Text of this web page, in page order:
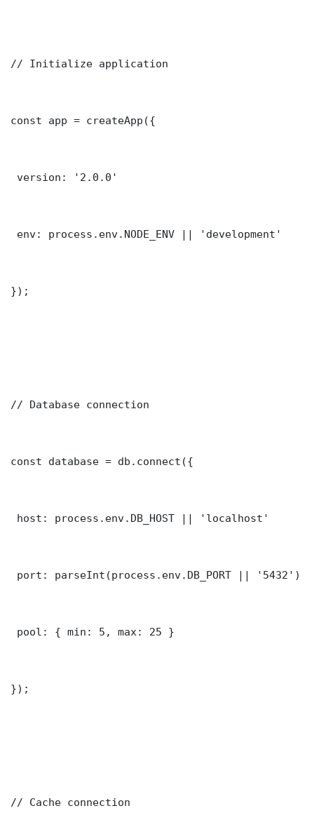
// Initialize application
const app = createApp({
version: '2.0.0'
env: process.env.NODE_ENV || 'development'
});
// Database connection
const database = db.connect({
host: process.env.DB_HOST || 'localhost'
port: parseInt(process.env.DB_PORT || '5432')
pool: { min: 5, max: 25 }
});
// Cache connection